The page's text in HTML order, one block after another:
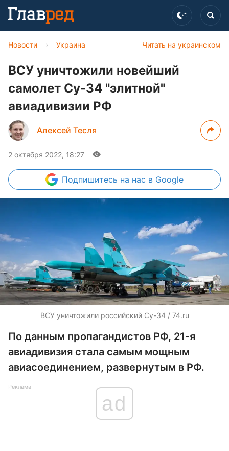
Читать на украинском
Новости › Украина
ВСУ уничтожили новейший
самолет Су-34 "элитной"
авиадивизии РФ
Алексей Тесля
2 октября 2022, 18:27
Подпишитесь на нас в Google
ВСУ уничтожили российский Су-34 / 74.ru
По данным пропагандистов РФ, 21-я
авиадивизия стала самым мощным
авиасоединением, развернутым в РФ.
Реклама
ad